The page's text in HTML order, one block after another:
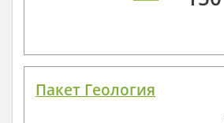
Пакет Геология